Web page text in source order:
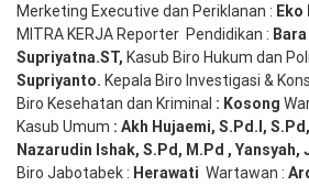
Merketing Executive dan Periklanan : Eko
MITRA KERJA Reporter Pendidikan : Bara
Supriyatna.ST, Kasub Biro Hukum dan
Supriyanto. Kepala Biro Investigasi &
Biro Kesehatan dan Kriminal : Kosong
Kasub Umum : Akh Hujaemi, S.Pd.I, S.Pd ,
Nazarudin Ishak, S.Pd , M.Pd , Yansyah,
Biro Jabotabek : Herawati Wartawan :